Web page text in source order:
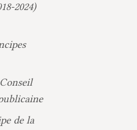
2024)
de la